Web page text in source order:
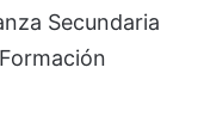
Secundaria